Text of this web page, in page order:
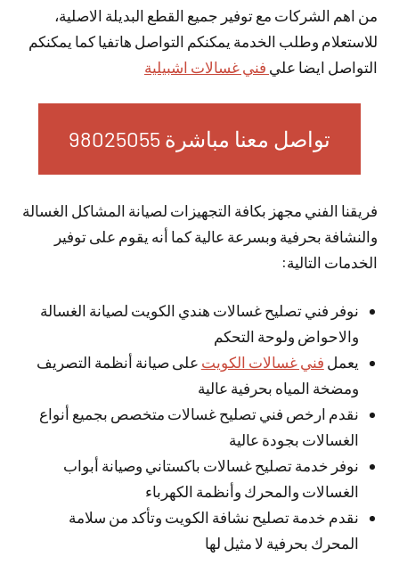
من اهم الشركات مع توفير جميع القطع البديلة الاصلية،
للاستعلام وطلب الخدمة يمكنكم التواصل هاتفيا كما يمكنكم
التواصل ايضا علي فني غسالات اشبيلية
تواصل معنا مباشرة 98025055
فريقنا الفني مجهز بكافة التجهيزات لصيانة المشاكل الغسالة
والنشافة بحرفية وبسرعة عالية كما أنه يقوم على توفير
الخدمات التالية:
نوفر فني تصليح غسالات هندي الكويت لصيانة الغسالة
والاحواض ولوحة التحكم
يعمل فني غسالات الكويت على صيانة أنظمة التصريف
ومضخة المياه بحرفية عالية
نقدم ارخص فني تصليح غسالات متخصص بجميع أنواع
الغسالات بجودة عالية
نوفر خدمة تصليح غسالات باكستاني وصيانة أبواب
الغسالات والمحرك وأنظمة الكهرباء
نقدم خدمة تصليح نشافة الكويت وتأكد من سلامة
المحرك بحرفية لا مثيل لها